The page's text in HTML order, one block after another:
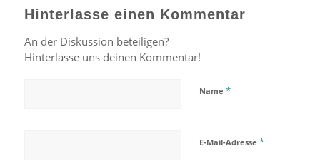
Hinterlasse einen Kommentar
An der Diskussion beteiligen?
Hinterlasse uns deinen Kommentar!
Name *
E-Mail-Adresse *